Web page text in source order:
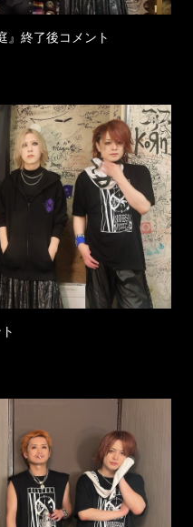
』終了後コメント